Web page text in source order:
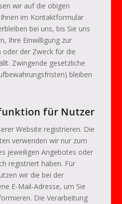
wir auf die obigen
im Kontaktformular
bei uns, bis Sie uns
Ihre Einwilligung zur
oder der Zweck für die
Zwingende gesetzliche
bleiben
für Nutzer
Website registrieren. Die
verwenden wir nur zum
jeweiligen Angebotes oder
registriert haben. Für
wir die bei der
E-Mail-Adresse, um Sie
Die Verarbeitung